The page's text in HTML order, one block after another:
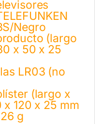
Negro
(largo
x 50 x 25
LR03 (no
(largo x
120 x 25 mm
g